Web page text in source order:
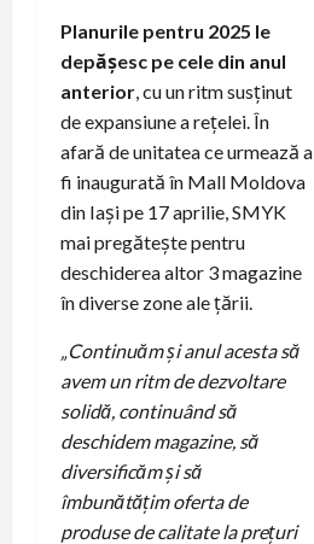
Planurile pentru 2025 le
depășesc pe cele din anul
anterior, cu un ritm susținut
de expansiune a rețelei. În
afară de unitatea ce urmează a
fi inaugurată în Mall Moldova
din Iași pe 17 aprilie, SMYK
mai pregătește pentru
deschiderea altor 3 magazine
în diverse zone ale țării.
„Continuăm și anul acesta să
avem un ritm de dezvoltare
solidă, continuând să
deschidem magazine, să
diversificăm și să
îmbunătățim oferta de
produse de calitate la prețuri